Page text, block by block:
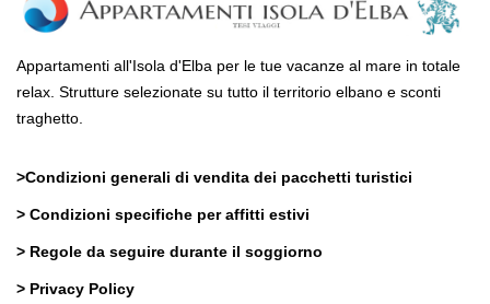
Appartamenti all'Isola d'Elba per le tue vacanze al mare in totale
relax. Strutture selezionate su tutto il territorio elbano e sconti
traghetto.
>Condizioni generali di vendita dei pacchetti turistici
> Condizioni specifiche per affitti estivi
> Regole da seguire durante il soggiorno
> Privacy Policy